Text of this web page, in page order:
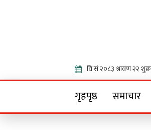
गृहपृष्ठ समाचार